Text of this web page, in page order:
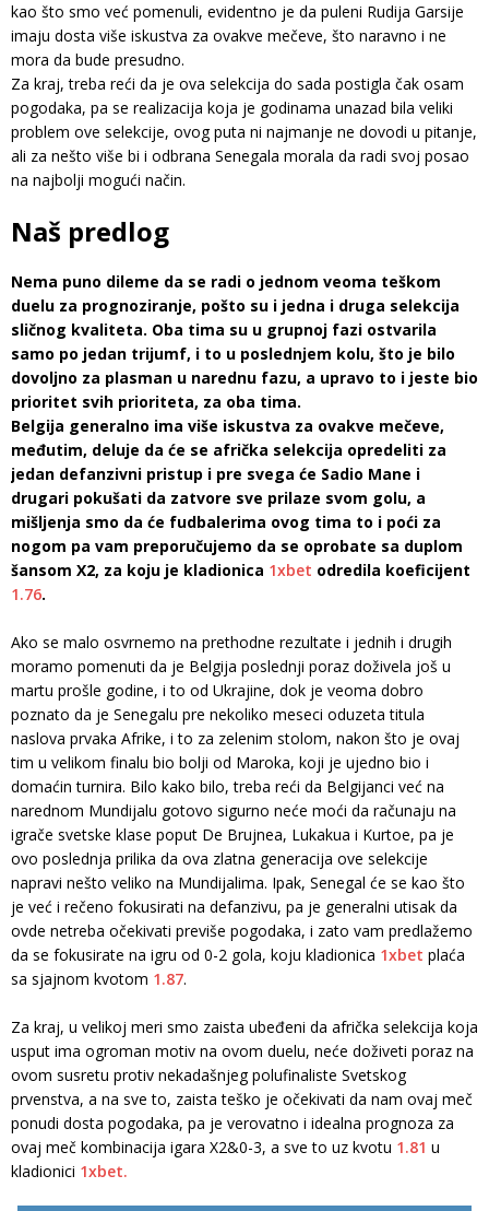
kao što smo već pomenuli, evidentno je da puleni Rudija Garsije
imaju dosta više iskustva za ovakve mečeve, što naravno i ne
mora da bude presudno.
Za kraj, treba reći da je ova selekcija do sada postigla čak osam
pogodaka, pa se realizacija koja je godinama unazad bila veliki
problem ove selekcije, ovog puta ni najmanje ne dovodi u pitanje,
ali za nešto više bi i odbrana Senegala morala da radi svoj posao
na najbolji mogući način.
Naš predlog
Nema puno dileme da se radi o jednom veoma teškom
duelu za prognoziranje, pošto su i jedna i druga selekcija
sličnog kvaliteta. Oba tima su u grupnoj fazi ostvarila
samo po jedan trijumf, i to u poslednjem kolu, što je bilo
dovoljno za plasman u narednu fazu, a upravo to i jeste bio
prioritet svih prioriteta, za oba tima.
Belgija generalno ima više iskustva za ovakve mečeve,
međutim, deluje da će se afrička selekcija opredeliti za
jedan defanzivni pristup i pre svega će Sadio Mane i
drugari pokušati da zatvore sve prilaze svom golu, a
mišljenja smo da će fudbalerima ovog tima to i poći za
nogom pa vam preporučujemo da se oprobate sa duplom
šansom X2, za koju je kladionica 1xbet odredila koeficijent
1.76.
Ako se malo osvrnemo na prethodne rezultate i jednih i drugih
moramo pomenuti da je Belgija poslednji poraz doživela još u
martu prošle godine, i to od Ukrajine, dok je veoma dobro
poznato da je Senegalu pre nekoliko meseci oduzeta titula
naslova prvaka Afrike, i to za zelenim stolom, nakon što je ovaj
tim u velikom finalu bio bolji od Maroka, koji je ujedno bio i
domaćin turnira. Bilo kako bilo, treba reći da Belgijanci već na
narednom Mundijalu gotovo sigurno neće moći da računaju na
igrače svetske klase poput De Brujnea, Lukakua i Kurtoe, pa je
ovo poslednja prilika da ova zlatna generacija ove selekcije
napravi nešto veliko na Mundijalima. Ipak, Senegal će se kao što
je već i rečeno fokusirati na defanzivu, pa je generalni utisak da
ovde netreba očekivati previše pogodaka, i zato vam predlažemo
da se fokusirate na igru od 0-2 gola, koju kladionica 1xbet plaća
sa sjajnom kvotom 1.87.
Za kraj, u velikoj meri smo zaista ubeđeni da afrička selekcija koja
usput ima ogroman motiv na ovom duelu, neće doživeti poraz na
ovom susretu protiv nekadašnjeg polufinaliste Svetskog
prvenstva, a na sve to, zaista teško je očekivati da nam ovaj meč
ponudi dosta pogodaka, pa je verovatno i idealna prognoza za
ovaj meč kombinacija igara X2&0-3, a sve to uz kvotu 1.81 u
kladionici 1xbet.